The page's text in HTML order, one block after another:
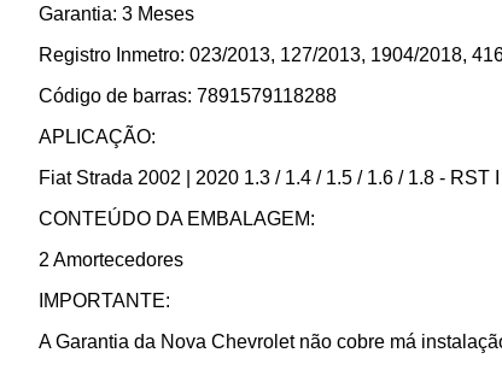
Garantia: 3 Meses
Registro Inmetro: 023/2013, 127/2013, 1904/2018,
Código de barras: 7891579118288
APLICAÇÃO:
Fiat Strada 2002 | 2020 1.3 / 1.4 / 1.5 / 1.6 / 1.8 - RST I /
CONTEÚDO DA EMBALAGEM:
2 Amortecedores
IMPORTANTE:
A Garantia da Nova Chevrolet não cobre má